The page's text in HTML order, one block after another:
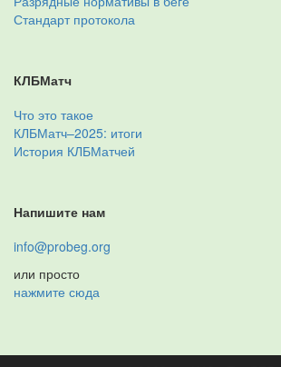
Стандарт протокола
КЛБМатч
Что это такое
КЛБМатч–2025: итоги
История КЛБМатчей
Напишите нам
info@probeg.org
или просто
нажмите сюда